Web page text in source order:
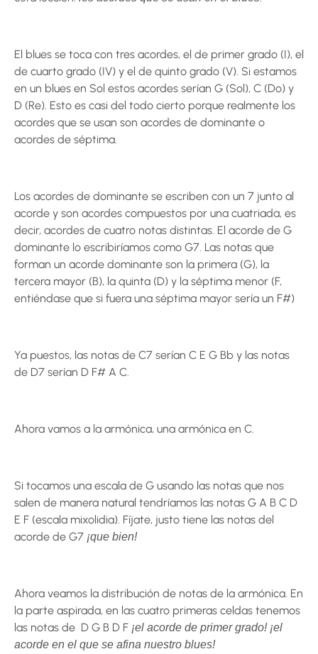
El blues se toca con tres acordes, el de primer grado (I), el
de cuarto grado (IV) y el de quinto grado (V). Si estamos
en un blues en Sol estos acordes serían G (Sol), C (Do) y
D (Re). Esto es casi del todo cierto porque realmente los
acordes que se usan son acordes de dominante o
acordes de séptima.
Los acordes de dominante se escriben con un 7 junto al
acorde y son acordes compuestos por una cuatriada, es
decir, acordes de cuatro notas distintas. El acorde de G
dominante lo escribiríamos como G7. Las notas que
forman un acorde dominante son la primera (G), la
tercera mayor (B), la quinta (D) y la séptima menor (F,
entiéndase que si fuera una séptima mayor sería un F#)
Ya puestos, las notas de C7 serían C E G Bb y las notas
de D7 serían D F# A C.
Ahora vamos a la armónica, una armónica en C.
Si tocamos una escala de G usando las notas que nos
salen de manera natural tendríamos las notas G A B C D
E F (escala mixolidia). Fíjate, justo tiene las notas del
acorde de G7 ¡que bien!
Ahora veamos la distribución de notas de la armónica. En
la parte aspirada, en las cuatro primeras celdas tenemos
las notas de D G B D F ¡el acorde de primer grado! ¡el
acorde en el que se afina nuestro blues!